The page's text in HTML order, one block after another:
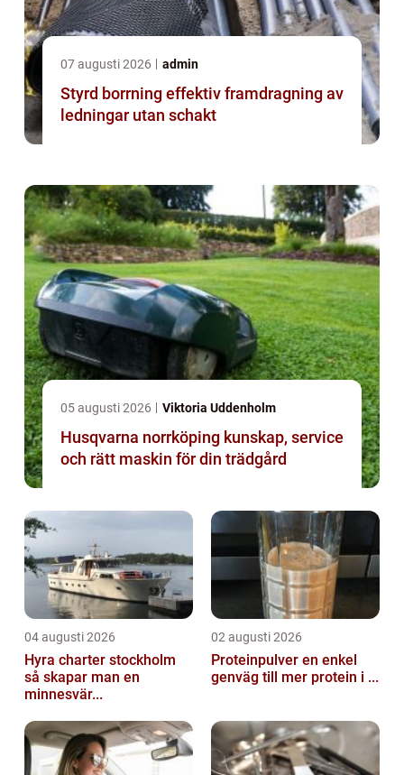
07 augusti 2026 admin
Styrd borrning effektiv framdragning av
ledningar utan schakt
05 augusti 2026 Viktoria Uddenholm
Husqvarna norrköping kunskap, service
och rätt maskin för din trädgård
04 augusti 2026
Hyra charter stockholm
så skapar man en
minnesvär...
02 augusti 2026
Proteinpulver en enkel
genväg till mer protein i ...